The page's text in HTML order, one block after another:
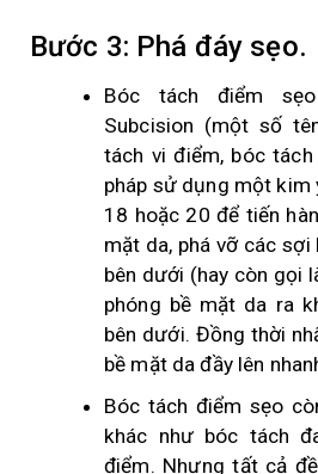
Bước 3: Phá đáy sẹo.
Bóc tách điểm
Subcision (một số
tách vi điểm, bóc
pháp sử dụng một
18 hoặc 20 để tiến
mặt da, phá vỡ các
bên dưới (hay còn gọi
phóng bề mặt da ra
bên dưới. Đồng thời
bề mặt da đầy lên
Bóc tách điểm sẹo
khác như bóc tách
điểm. Nhưng tất cả